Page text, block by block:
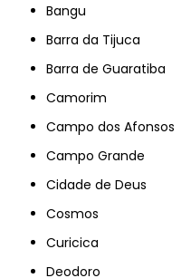
Bangu
Barra da Tijuca
Barra de Guaratiba
Camorim
Campo dos Afonsos
Campo Grande
Cidade de Deus
Cosmos
Curicica
Deodoro